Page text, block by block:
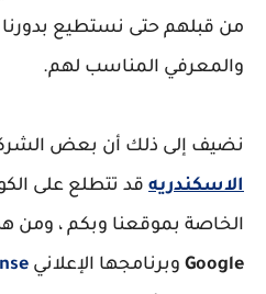
من قبلهم حتى نستطيع بدورنا
والمعرفي المناسب لهم.
نضيف إلى ذلك أن بعض
الاسكندريه قد تتطلع على
الخاصة بموقعنا وبكم ، ومن
Google وبرنامجها الإعلاني